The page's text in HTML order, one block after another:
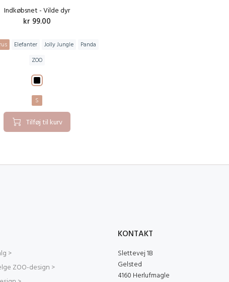
Indkøbsnet - Vilde dyr
kr 99.00
Elefanter Jolly Jungle
Panda
ZOO
S
Tilføj til kurv
>
ZOO-design >
KONTAKT
Slettevej 1B
Gelsted
4160 Herlufmagle